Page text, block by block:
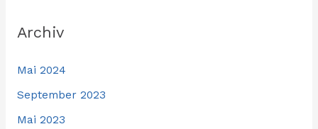
Archiv
Mai 2024
September 2023
Mai 2023